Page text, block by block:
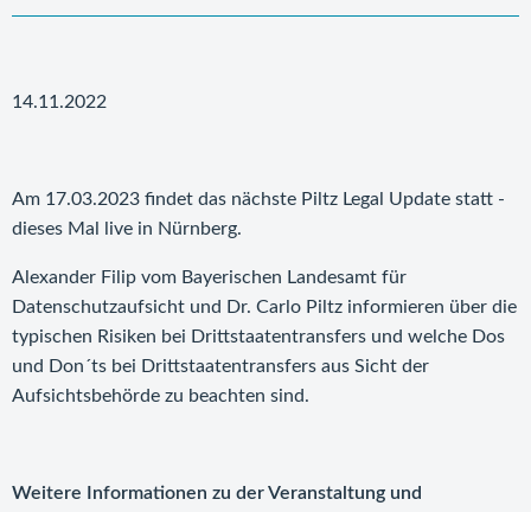
14.11.2022
Am 17.03.2023 findet das nächste Piltz Legal Update statt -
dieses Mal live in Nürnberg.
Alexander Filip vom Bayerischen Landesamt für
Datenschutzaufsicht und Dr. Carlo Piltz informieren über die
typischen Risiken bei Drittstaatentransfers und welche Dos
und Don´ts bei Drittstaatentransfers aus Sicht der
Aufsichtsbehörde zu beachten sind.
Weitere Informationen zu der Veranstaltung und